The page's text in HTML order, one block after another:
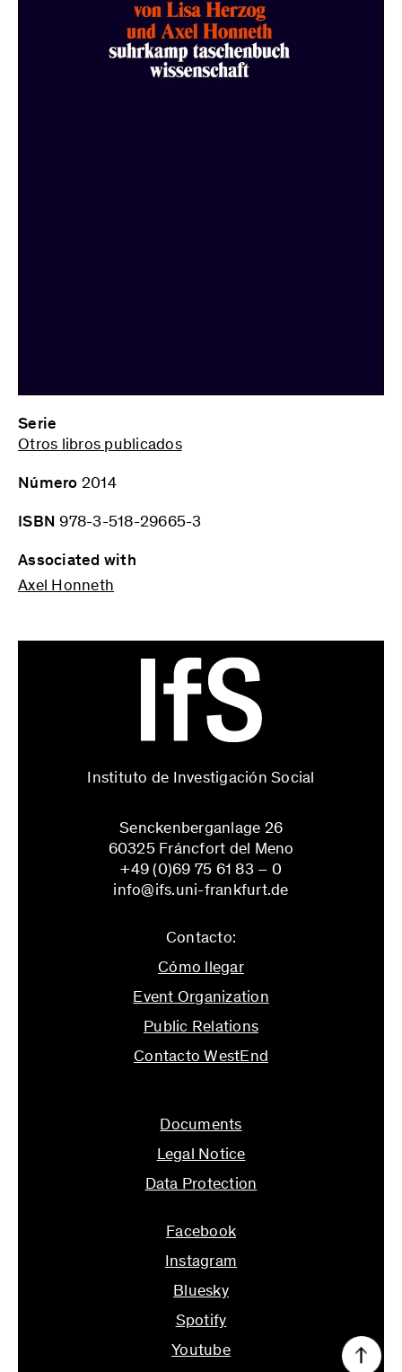
Serie
Otros libros publicados
Número 2014
ISBN 978-3-518-29665-3
Associated with
Axel Honneth
Instituto de Investigación Social
Senckenberganlage 26
60325 Fráncfort del Meno
+49 (0)69 75 61 83 – 0
info@ifs.uni-frankfurt.de
Contacto:
Cómo llegar
Event Organization
Public Relations
Contacto WestEnd
Documents
Legal Notice
Data Protection
Facebook
Instagram
Bluesky
Spotify
Youtube
↑